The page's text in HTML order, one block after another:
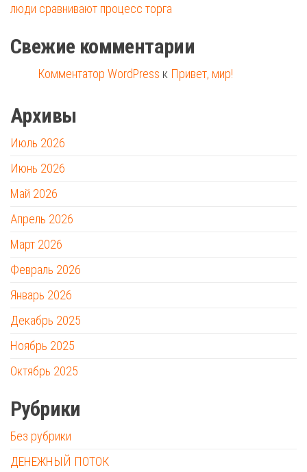
люди сравнивают процесс торга
Свежие комментарии
Комментатор WordPress к Привет, мир!
Архивы
Июль 2026
Июнь 2026
Май 2026
Апрель 2026
Март 2026
Февраль 2026
Январь 2026
Декабрь 2025
Ноябрь 2025
Октябрь 2025
Рубрики
Без рубрики
ДЕНЕЖНЫЙ ПОТОК